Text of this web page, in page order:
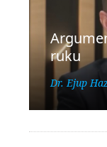
ruku
Dr. Ejup